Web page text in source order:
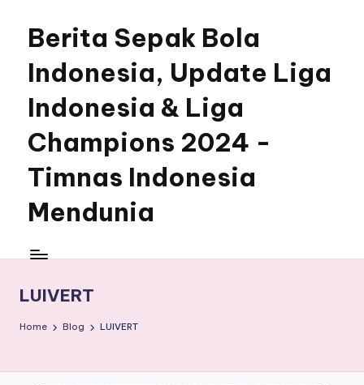
content
Berita Sepak Bola
Indonesia, Update Liga
Indonesia & Liga
Champions 2024 -
Timnas Indonesia
Mendunia
LUIVERT
Home Blog LUIVERT